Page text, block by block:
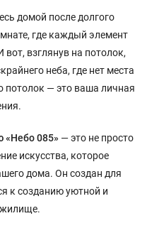
домой после долгого
где каждый элемент
взглянув на потолок,
неба, где нет места
потолок — это ваша личная
«Небо 085» — это не просто
искусства, которое
дома. Он создан для
к созданию уютной и